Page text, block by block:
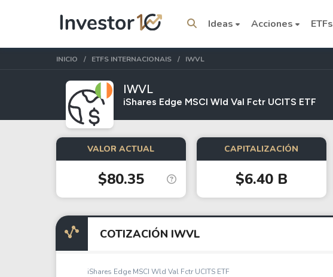
Ideas Acciones ETFs
Temas del momento
Stocks
Apple
Amazon
Google
Meta
Coca-Cola
ETFs
VOO
IVV
SPY
INICIO ETFS INTERNACIONAIS IWVL
IWVL
iShares Edge MSCI Wld Val Fctr UCITS ETF
VALOR ACTUAL
$80.35
CAPITALIZACIÓN
$6.40 B
COTIZACIÓN IWVL
iShares Edge MSCI Wld Val Fctr UCITS ETF